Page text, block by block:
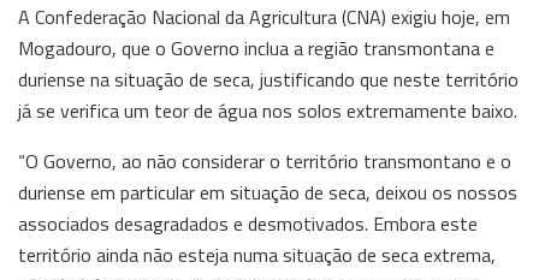
A Confederação Nacional da Agricultura (CNA) exigiu hoje, em
Mogadouro, que o Governo inclua a região transmontana e
duriense na situação de seca, justificando que neste território
já se verifica um teor de água nos solos extremamente baixo.
“O Governo, ao não considerar o território transmontano e o
duriense em particular em situação de seca, deixou os nossos
associados desagradados e desmotivados. Embora este
território ainda não esteja numa situação de seca extrema,